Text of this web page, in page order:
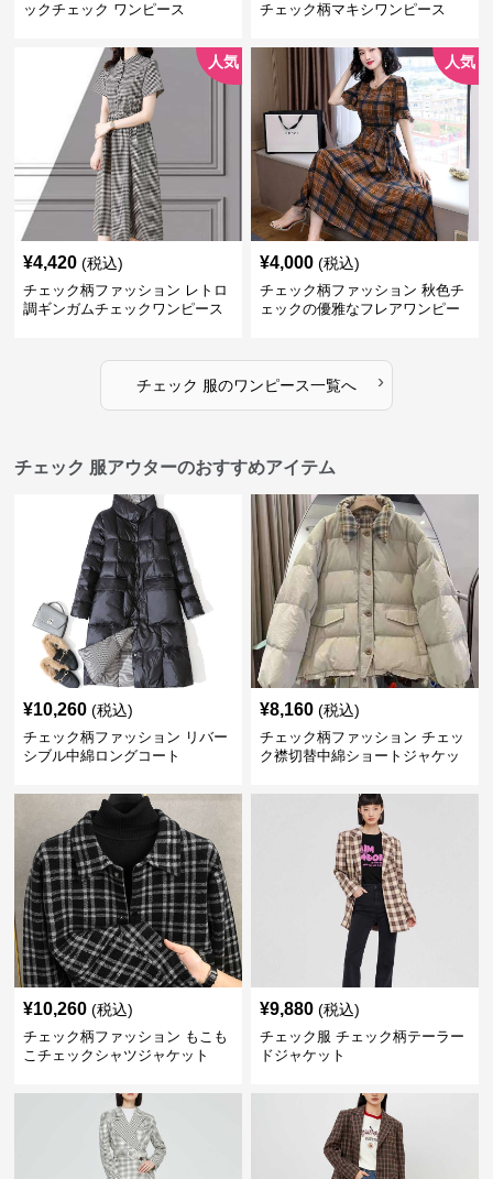
ックチェック ワンピース
チェック柄マキシワンピース
人気
¥4,420 (税込)
チェック柄ファッション レトロ
調ギンガムチェックワンピース
人気
¥4,000 (税込)
チェック柄ファッション 秋色チ
ェックの優雅なフレアワンピー
チェック 服のワンピース一覧へ ›
チェック 服アウターのおすすめアイテム
¥10,260 (税込)
チェック柄ファッション リバー
シブル中綿ロングコート
¥8,160 (税込)
チェック柄ファッション チェッ
ク襟切替中綿ショートジャケッ
¥10,260 (税込)
チェック柄ファッション もこも
こチェックシャツジャケット
¥9,880 (税込)
チェック服 チェック柄テーラー
ドジャケット